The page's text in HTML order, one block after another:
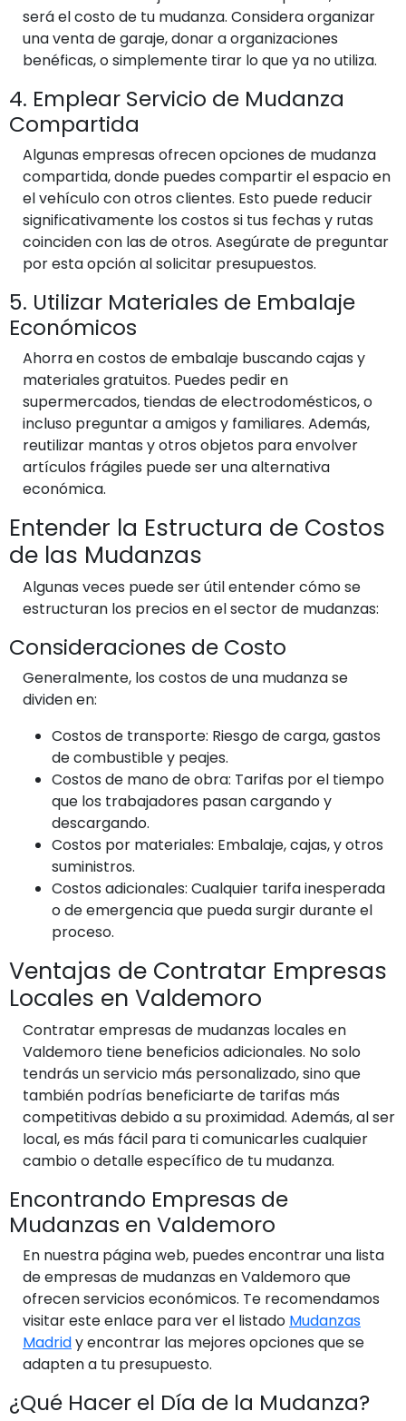
será el costo de tu mudanza. Considera organizar
una venta de garaje, donar a organizaciones
benéficas, o simplemente tirar lo que ya no utiliza.
4. Emplear Servicio de Mudanza
Compartida
Algunas empresas ofrecen opciones de mudanza
compartida, donde puedes compartir el espacio en
el vehículo con otros clientes. Esto puede reducir
significativamente los costos si tus fechas y rutas
coinciden con las de otros. Asegúrate de preguntar
por esta opción al solicitar presupuestos.
5. Utilizar Materiales de Embalaje
Económicos
Ahorra en costos de embalaje buscando cajas y
materiales gratuitos. Puedes pedir en
supermercados, tiendas de electrodomésticos, o
incluso preguntar a amigos y familiares. Además,
reutilizar mantas y otros objetos para envolver
artículos frágiles puede ser una alternativa
económica.
Entender la Estructura de Costos
de las Mudanzas
Algunas veces puede ser útil entender cómo se
estructuran los precios en el sector de mudanzas:
Consideraciones de Costo
Generalmente, los costos de una mudanza se
dividen en:
Costos de transporte: Riesgo de carga, gastos
de combustible y peajes.
Costos de mano de obra: Tarifas por el tiempo
que los trabajadores pasan cargando y
descargando.
Costos por materiales: Embalaje, cajas, y otros
suministros.
Costos adicionales: Cualquier tarifa inesperada
o de emergencia que pueda surgir durante el
proceso.
Ventajas de Contratar Empresas
Locales en Valdemoro
Contratar empresas de mudanzas locales en
Valdemoro tiene beneficios adicionales. No solo
tendrás un servicio más personalizado, sino que
también podrías beneficiarte de tarifas más
competitivas debido a su proximidad. Además, al ser
local, es más fácil para ti comunicarles cualquier
cambio o detalle específico de tu mudanza.
Encontrando Empresas de
Mudanzas en Valdemoro
En nuestra página web, puedes encontrar una lista
de empresas de mudanzas en Valdemoro que
ofrecen servicios económicos. Te recomendamos
visitar este enlace para ver el listado Mudanzas
Madridy encontrar las mejores opciones que se
adapten a tu presupuesto.
¿Qué Hacer el Día de la Mudanza?